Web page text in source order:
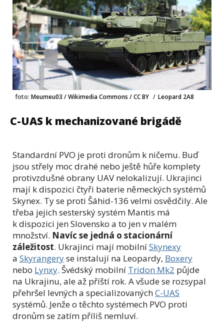
foto: Meumeu03 / Wikimedia Commons / CC BY / Leopard 2A8
C-UAS k mechanizované brigádě
Standardní PVO je proti dronům k ničemu. Buď
jsou střely moc drahé nebo ještě hůře komplety
protivzdušné obrany UAV nelokalizují. Ukrajinci
mají k dispozici čtyři baterie německých systémů
Skynex. Ty se proti Šáhid-136 velmi osvědčily. Ale
třeba jejich sesterský systém Mantis má
k dispozici jen Slovensko a to jen v malém
množství. Navíc se jedná o stacionární
záležitost. Ukrajinci mají mobilníSkynexy
a Skyrangeryse instalují na Leopardy, Boxery
nebo Lynxy. Švédský mobilní Tridon Mk2 půjde
na Ukrajinu, ale až příští rok. A všude se rozsypal
přehršel levných a specializovanýchC-UAS
systémů. Jenže o těchto systémech PVO proti
dronům se zatím příliš nemluví.